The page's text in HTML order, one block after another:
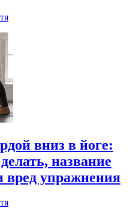
вниз в йоге:
название
вред упражнения